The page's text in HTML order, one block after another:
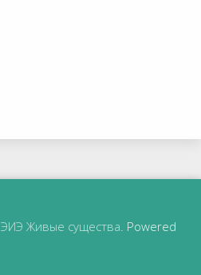
ЭИЭ Живые существа . Powered